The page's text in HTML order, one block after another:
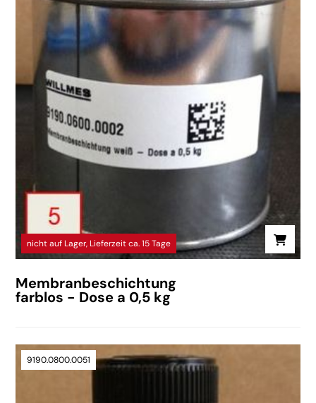
nicht auf Lager, Lieferzeit ca. 15 Tage
Membranbeschichtung
farblos - Dose a 0,5 kg
9190.0800.0051